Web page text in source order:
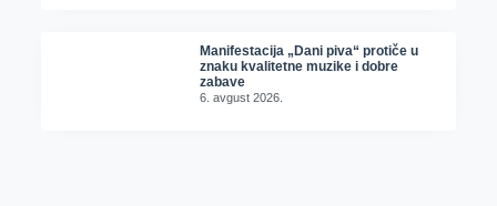
Manifestacija „Dani piva“ protiče u
znaku kvalitetne muzike i dobre
zabave
6. avgust 2026.